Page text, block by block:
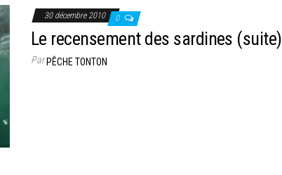
30 décembre 2010 0
Le recensement des sardines (suite)
ParPÊCHE TONTON